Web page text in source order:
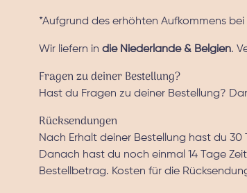
*Aufgrund des erhöhten Aufkommens
Wir liefern in die Niederlande & Belgien.
Fragen zu deiner Bestellung?
Hast du Fragen zu deiner Bestellung?
Rücksendungen
Nach Erhalt deiner Bestellung hast du
Danach hast du noch einmal 14 Tage
Bestellbetrag. Kosten für die